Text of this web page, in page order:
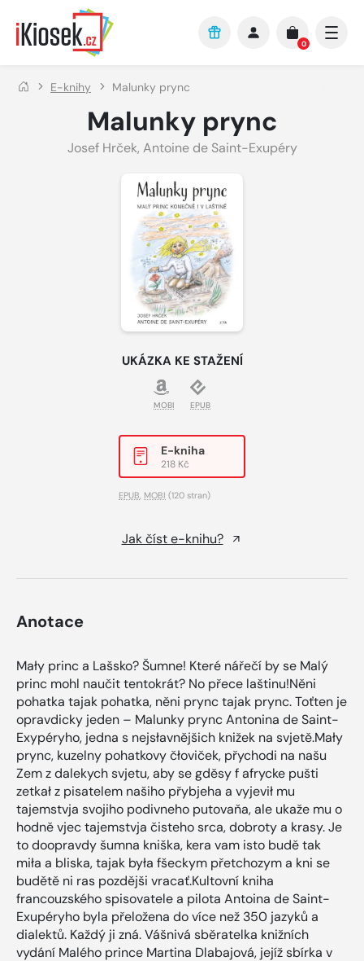
Přejít na hlavní obsah
0
E-knihy Malunky prync
Malunky prync
Josef Hrček, Antoine de Saint-Exupéry
UKÁZKA KE STAŽENÍ
MOBI EPUB
E-kniha
218 Kč
EPUB, MOBI (120 stran)
Jak číst e-knihu?
Anotace
Mały princ a Lašsko? Šumne! Které nářečí by se Malý
princ mohl naučit tentokrát? No přece laštinu!Něni
pohatka tajak pohatka, něni prync tajak prync. Toťten je
opravdicky jeden – Malunky prync Antonina de Saint-
Exypéryho, jedna s nejsłavnějšich knižek na svjetě.Mały
prync, kuzelny pohatkovy čłoviček, přychodi na našu
Zem z dalekych svjetu, aby se gděsy f afrycke pušti
zetkał z pisatelem našiho přybjeha a vyjevił mu
tajemstvja svojiho podivneho putovaňa, ale ukaže mu o
hodně vjec tajemstvja čisteho srca, dobroty a krasy. Je
to doopravdy šumna kniška, kera vam isto budě tak
miła a bliska, tajak była fšeckym přetchozym a kni se
budětě ni ras pozdějši vracať.Kultovní kniha
francouzského spisovatele a pilota Antoina de Saint-
Exupéryho byla přeložena do více než 350 jazyků a
dialektů. Každý ji zná. Vášnivá sběratelka knižních
vydání Malého prince Martina Dlabajová, jejíž sbírka v